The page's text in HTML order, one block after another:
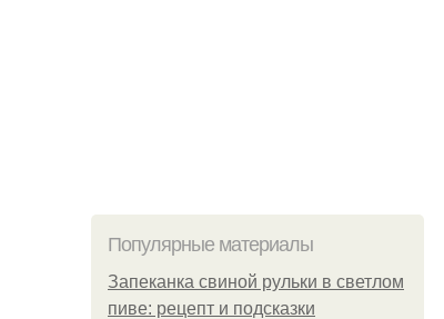
Популярные материалы
Запеканка свиной рульки в светлом
пиве: рецепт и подсказки